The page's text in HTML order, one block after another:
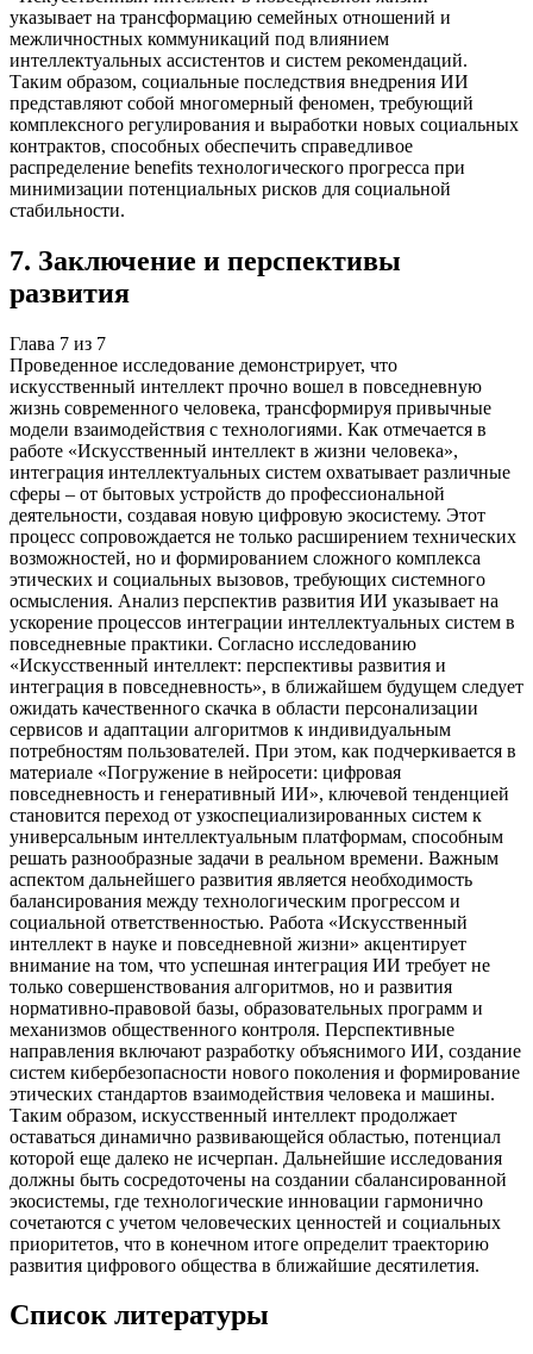
указывает на трансформацию семейных отношений и
межличностных коммуникаций под влиянием
интеллектуальных ассистентов и систем рекомендаций.
Таким образом, социальные последствия внедрения ИИ
представляют собой многомерный феномен, требующий
комплексного регулирования и выработки новых социальных
контрактов, способных обеспечить справедливое
распределение benefits технологического прогресса при
минимизации потенциальных рисков для социальной
стабильности.
7. Заключение и перспективы
развития
Глава 7 из 7
Проведенное исследование демонстрирует, что
искусственный интеллект прочно вошел в повседневную
жизнь современного человека, трансформируя привычные
модели взаимодействия с технологиями. Как отмечается в
работе «Искусственный интеллект в жизни человека»,
интеграция интеллектуальных систем охватывает различные
сферы – от бытовых устройств до профессиональной
деятельности, создавая новую цифровую экосистему. Этот
процесс сопровождается не только расширением технических
возможностей, но и формированием сложного комплекса
этических и социальных вызовов, требующих системного
осмысления. Анализ перспектив развития ИИ указывает на
ускорение процессов интеграции интеллектуальных систем в
повседневные практики. Согласно исследованию
«Искусственный интеллект: перспективы развития и
интеграция в повседневность», в ближайшем будущем следует
ожидать качественного скачка в области персонализации
сервисов и адаптации алгоритмов к индивидуальным
потребностям пользователей. При этом, как подчеркивается в
материале «Погружение в нейросети: цифровая
повседневность и генеративный ИИ», ключевой тенденцией
становится переход от узкоспециализированных систем к
универсальным интеллектуальным платформам, способным
решать разнообразные задачи в реальном времени. Важным
аспектом дальнейшего развития является необходимость
балансирования между технологическим прогрессом и
социальной ответственностью. Работа «Искусственный
интеллект в науке и повседневной жизни» акцентирует
внимание на том, что успешная интеграция ИИ требует не
только совершенствования алгоритмов, но и развития
нормативно-правовой базы, образовательных программ и
механизмов общественного контроля. Перспективные
направления включают разработку объяснимого ИИ, создание
систем кибербезопасности нового поколения и формирование
этических стандартов взаимодействия человека и машины.
Таким образом, искусственный интеллект продолжает
оставаться динамично развивающейся областью, потенциал
которой еще далеко не исчерпан. Дальнейшие исследования
должны быть сосредоточены на создании сбалансированной
экосистемы, где технологические инновации гармонично
сочетаются с учетом человеческих ценностей и социальных
приоритетов, что в конечном итоге определит траекторию
развития цифрового общества в ближайшие десятилетия.
Список литературы